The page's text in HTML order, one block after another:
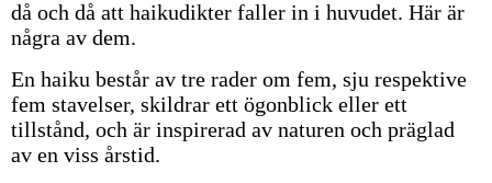
då och då att haikudikter faller in i huvudet. Här är
några av dem.
En haiku består av tre rader om fem, sju respektive
fem stavelser, skildrar ett ögonblick eller ett
tillstånd, och är inspirerad av naturen och präglad
av en viss årstid.